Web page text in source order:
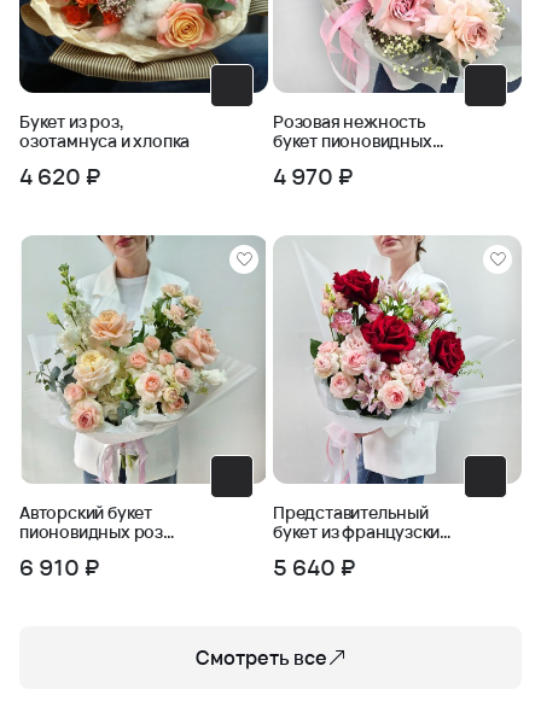
Букет из роз,
озотамнуса и хлопка
4 620 ₽
Розовая нежность
букет пионовидных
4 970 ₽
Авторский букет
пионовидных роз
6 910 ₽
Представительный
букет из французских
5 640 ₽
Смотреть все